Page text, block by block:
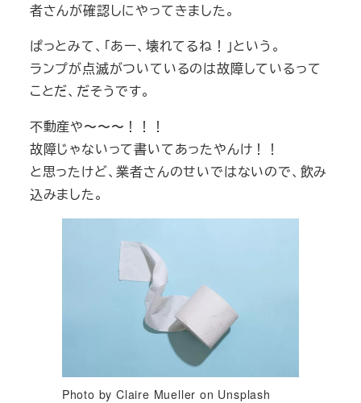
者さんが確認しにやってきました。
ぱっとみて、「あー、壊れてるね！」という。
ランプが点滅がついているのは故障しているって
ことだ、だそうです。
不動産や〜〜〜！！！
故障じゃないって書いてあったやんけ！！
と思ったけど、業者さんのせいではないので、飲み
込みました。
Photo by Claire Mueller on Unsplash